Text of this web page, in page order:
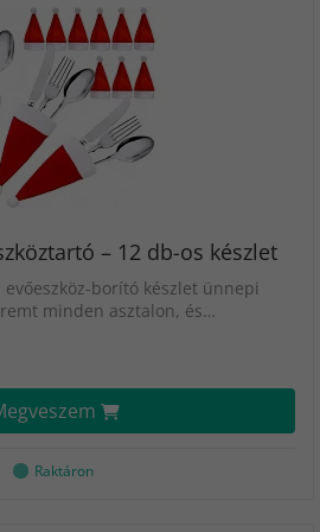
– 12 db-os készlet
borító készlet ünnepi
minden asztalon, és…
Raktáron